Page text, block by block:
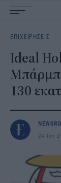
navigation
ΕΠΙΧΕΙΡΗΣΕΙΣ
Ideal
130
24 Ιαν